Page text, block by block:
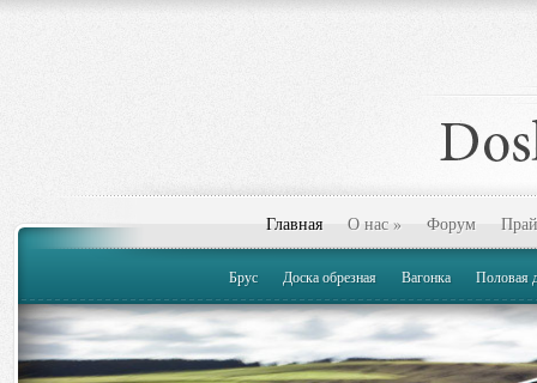
Главная О нас » Форум
Брус Доска обрезная Вагонка Половая